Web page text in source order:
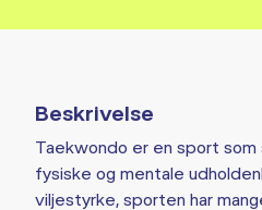
Beskrivelse
Taekwondo er en sport
fysiske og mentale
viljestyrke, sporten har